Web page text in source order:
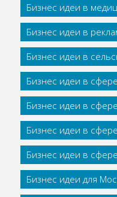
Бизнес идеи в
Бизнес идеи в
Бизнес идеи в
Бизнес идеи в
Бизнес идеи в
Бизнес идеи в
Бизнес идеи в
Бизнес идеи для